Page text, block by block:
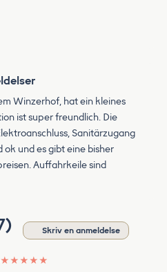
Winzerhof, hat ein kleines
ist super freundlich. Die
Sanitärzugang
ok und es gibt eine bisher
Auffahrkeile sind
Skriv en anmeldelse
★ ★ ★ ★ ★